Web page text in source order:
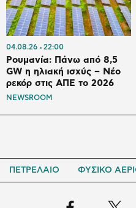
04.08.26 22:00
Ρουμανία: Πάνω από 8,5
GW η ηλιακή ισχύς – Νέο
ρεκόρ στις ΑΠΕ το 2026
NEWSROOM
ΠΕΤΡΕΛΑΙΟ ΦΥΣΙΚΟ